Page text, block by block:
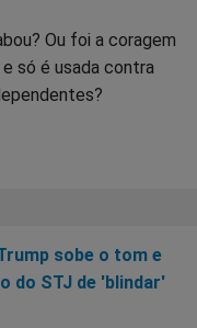
Ou foi a coragem
só é usada contra
sobe o tom e
do STJ de 'blindar'